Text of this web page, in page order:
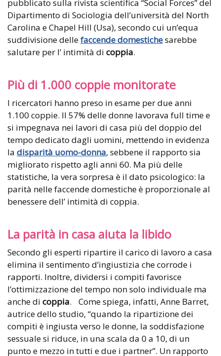
pubblicato sulla rivista scientifica “Social Forces” del
Dipartimento di Sociologia dell’università del North
Carolina e Chapel Hill (Usa), secondo cui un’equa
suddivisione dellefaccende domestichesarebbe
salutare per l’ intimità di coppia.
Più di 1.000 coppie monitorate
I ricercatori hanno preso in esame per due anni
1.100 coppie. Il 57% delle donne lavorava full time e
si impegnava nei lavori di casa più del doppio del
tempo dedicato dagli uomini, mettendo in evidenza
la disparità uomo-donna, sebbene il rapporto sia
migliorato rispetto agli anni 60. Ma più delle
statistiche, la vera sorpresa è il dato psicologico: la
parità nelle faccende domestiche è proporzionale al
benessere dell’ intimità di coppia.
La parità in casa aiuta la libido
Secondo gli esperti ripartire il carico di lavoro a casa
elimina il sentimento d’ingiustizia che corrode i
rapporti. Inoltre, dividersi i compiti favorisce
l’ottimizzazione del tempo non solo individuale ma
anche di coppia. Come spiega, infatti, Anne Barret,
autrice dello studio, “quando la ripartizione dei
compiti è ingiusta verso le donne, la soddisfazione
sessuale si riduce, in una scala da 0 a 10, di un
punto e mezzo in tutti e due i partner”. Un rapporto